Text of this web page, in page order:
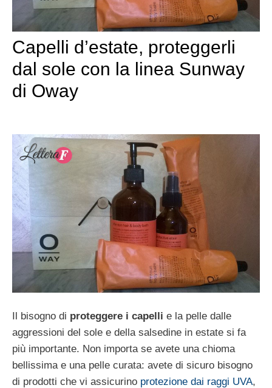
Capelli d’estate, proteggerli
dal sole con la linea Sunway
di Oway
Il bisogno di proteggere i capelli e la pelle dalle
aggressioni del sole e della salsedine in estate si fa
più importante. Non importa se avete una chioma
bellissima e una pelle curata: avete di sicuro bisogno
di prodotti che vi assicurino protezione dai raggi UVA,